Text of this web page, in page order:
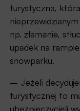
turystyczna,
np. złamanie,
upadek na
snowparku.
– Jeżeli
turystycznej to
ubezpieczycieli